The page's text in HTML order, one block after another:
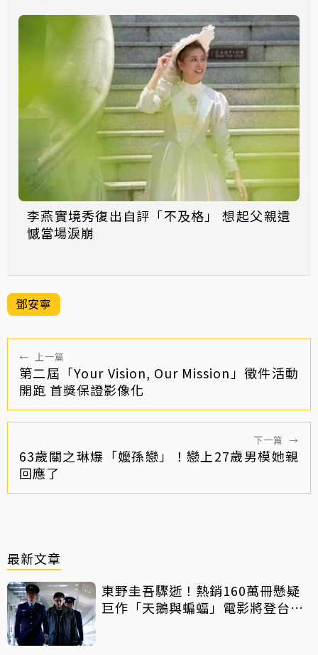
李燕實境秀復出自評「不及格」 想起父親遺
憾當場淚崩
鄧安寧
← 上一篇
第二屆「Your Vision, Our Mission」徵件活動
開跑 首獎保證影像化
下一篇 →
63歲關之琳爆「嬤孫戀」！戀上27歲男模她親
回應了
最新文章
東野圭吾驟逝！熱銷160萬冊懸疑
巨作「天鵝與蝙蝠」電影將登台上